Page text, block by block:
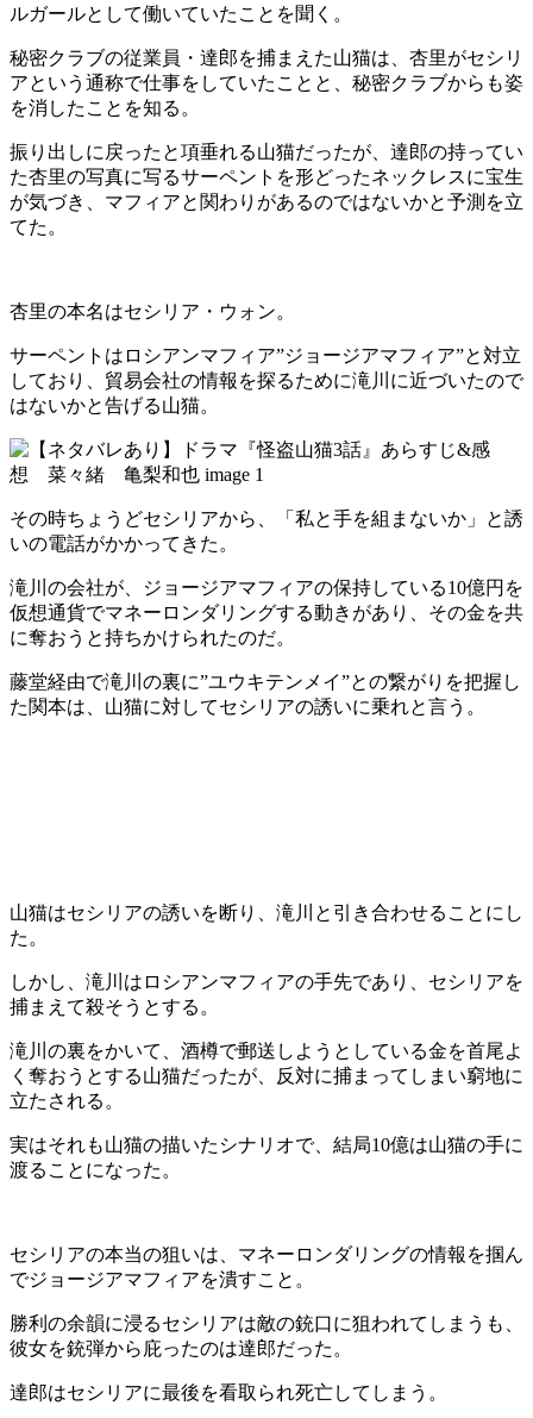
ルガールとして働いていたことを聞く。
秘密クラブの従業員・達郎を捕まえた山猫は、杏里がセシリ
アという通称で仕事をしていたことと、秘密クラブからも姿
を消したことを知る。
振り出しに戻ったと項垂れる山猫だったが、達郎の持ってい
た杏里の写真に写るサーペントを形どったネックレスに宝生
が気づき、マフィアと関わりがあるのではないかと予測を立
てた。
杏里の本名はセシリア・ウォン。
サーペントはロシアンマフィア”ジョージアマフィア”と対立
しており、貿易会社の情報を探るために滝川に近づいたので
はないかと告げる山猫。
その時ちょうどセシリアから、「私と手を組まないか」と誘
いの電話がかかってきた。
滝川の会社が、ジョージアマフィアの保持している10億円を
仮想通貨でマネーロンダリングする動きがあり、その金を共
に奪おうと持ちかけられたのだ。
藤堂経由で滝川の裏に”ユウキテンメイ”との繋がりを把握し
た関本は、山猫に対してセシリアの誘いに乗れと言う。
山猫はセシリアの誘いを断り、滝川と引き合わせることにし
た。
しかし、滝川はロシアンマフィアの手先であり、セシリアを
捕まえて殺そうとする。
滝川の裏をかいて、酒樽で郵送しようとしている金を首尾よ
く奪おうとする山猫だったが、反対に捕まってしまい窮地に
立たされる。
実はそれも山猫の描いたシナリオで、結局10億は山猫の手に
渡ることになった。
セシリアの本当の狙いは、マネーロンダリングの情報を掴ん
でジョージアマフィアを潰すこと。
勝利の余韻に浸るセシリアは敵の銃口に狙われてしまうも、
彼女を銃弾から庇ったのは達郎だった。
達郎はセシリアに最後を看取られ死亡してしまう。